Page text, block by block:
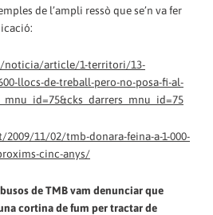
de l’ampli ressò que se’n va fer
noticia/article/1-territori/13-
llocs-de-treball-pero-no-posa-fi-al-
11/02/tmb-donara-feina-a-1-000-
cinc-anys/
de TMB vam denunciar que
cortina de fum per tractar de